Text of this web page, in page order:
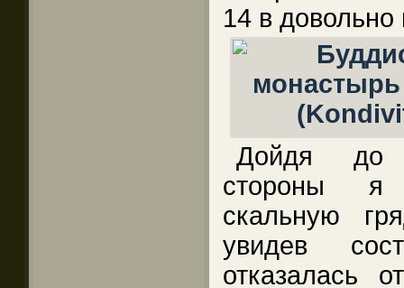
14 в довольно
Дойдя до
стороны я
скальную
увидев
отказалась